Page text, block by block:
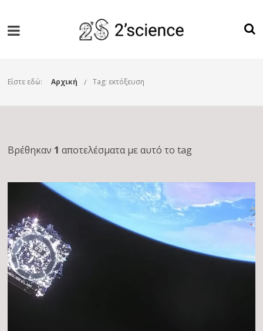
Είστε εδώ: Αρχική Tag: εκτόξευση
Βρέθηκαν 1 αποτελέσματα με αυτό το tag